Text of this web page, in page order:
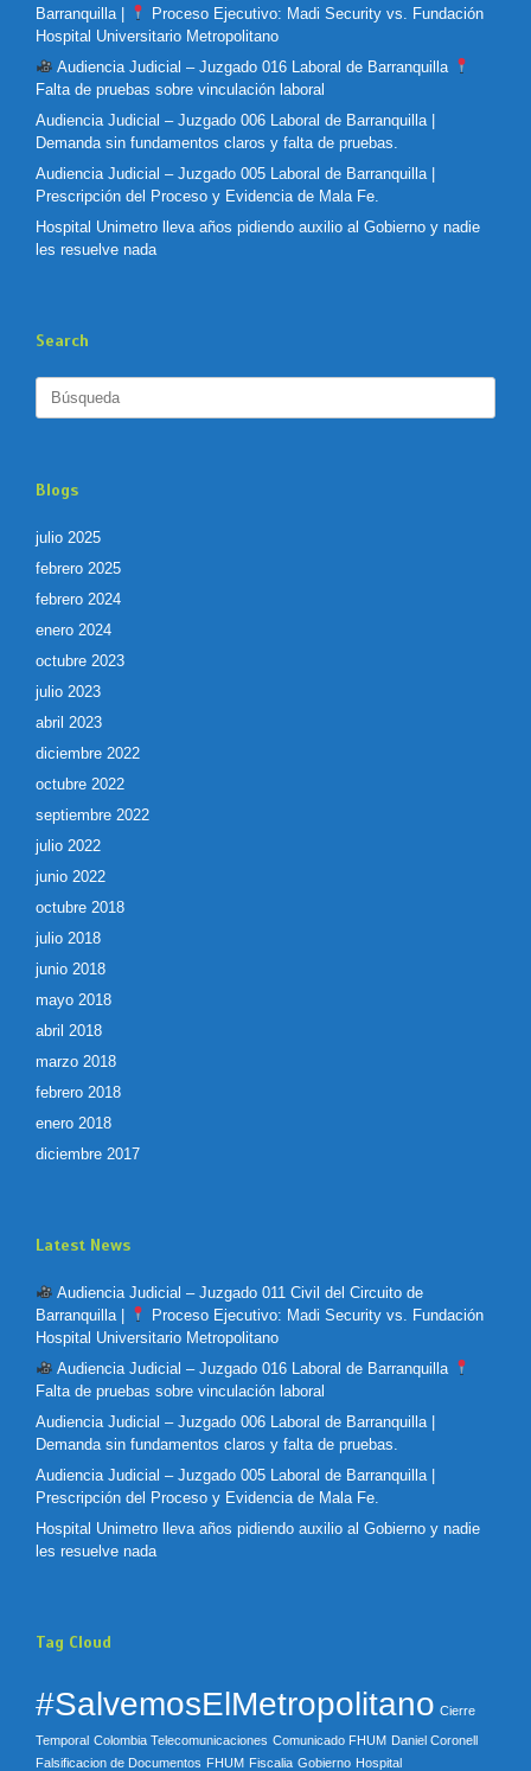
Barranquilla |
Proceso Ejecutivo: Madi Security vs. Fundación
Hospital Universitario Metropolitano
Audiencia Judicial – Juzgado 016 Laboral de Barranquilla
Falta de pruebas sobre vinculación laboral
Audiencia Judicial – Juzgado 006 Laboral de Barranquilla |
Demanda sin fundamentos claros y falta de pruebas.
Audiencia Judicial – Juzgado 005 Laboral de Barranquilla |
Prescripción del Proceso y Evidencia de Mala Fe.
Hospital Unimetro lleva años pidiendo auxilio al Gobierno y nadie
les resuelve nada
Search
Blogs
julio 2025
febrero 2025
febrero 2024
enero 2024
octubre 2023
julio 2023
abril 2023
diciembre 2022
octubre 2022
septiembre 2022
julio 2022
junio 2022
octubre 2018
julio 2018
junio 2018
mayo 2018
abril 2018
marzo 2018
febrero 2018
enero 2018
diciembre 2017
Latest News
Audiencia Judicial – Juzgado 011 Civil del Circuito de
Barranquilla |
Proceso Ejecutivo: Madi Security vs. Fundación
Hospital Universitario Metropolitano
Audiencia Judicial – Juzgado 016 Laboral de Barranquilla
Falta de pruebas sobre vinculación laboral
Audiencia Judicial – Juzgado 006 Laboral de Barranquilla |
Demanda sin fundamentos claros y falta de pruebas.
Audiencia Judicial – Juzgado 005 Laboral de Barranquilla |
Prescripción del Proceso y Evidencia de Mala Fe.
Hospital Unimetro lleva años pidiendo auxilio al Gobierno y nadie
les resuelve nada
Tag Cloud
#SalvemosElMetropolitano Cierre
Temporal Colombia Telecomunicaciones Comunicado FHUM Daniel Coronell
Falsificacion de Documentos FHUM Fiscalia Gobierno Hospital